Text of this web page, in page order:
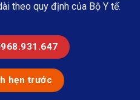
theo quy định của Bộ Y tế.
hẹn trước